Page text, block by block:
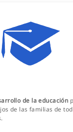
de la educación
de las familias de